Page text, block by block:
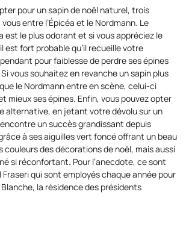
pour un sapin de noël naturel, trois
entre l’Épicéa et le Nordmann. Le
est le plus odorant et si vous appréciez le
est fort probable qu’il recueille votre
pour faiblesse de perdre ses épines
vous souhaitez en revanche un sapin plus
le Nordmann entre en scène, celui-ci
mieux ses épines. Enfin, vous pouvez opter
alternative, en jetant votre dévolu sur un
un succès grandissant depuis
à ses aiguilles vert foncé offrant un beau
des décorations de noël, mais aussi
si réconfortant. Pour l’anecdote, ce sont
Fraseri qui sont employés chaque année pour
la résidence des présidents